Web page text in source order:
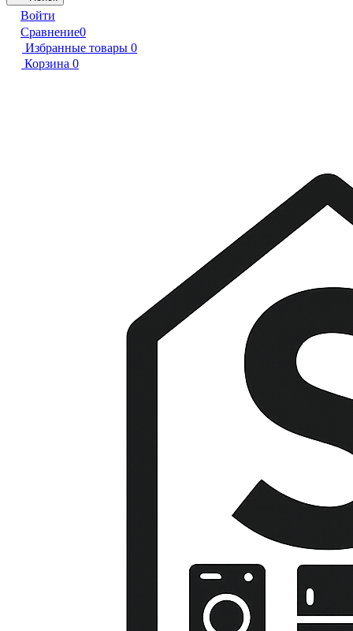
Войти
Сравнение0
Избранные товары 0
Корзина 0